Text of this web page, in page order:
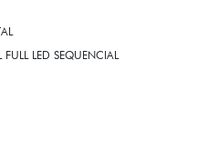
FULL LED SEQUENCIAL